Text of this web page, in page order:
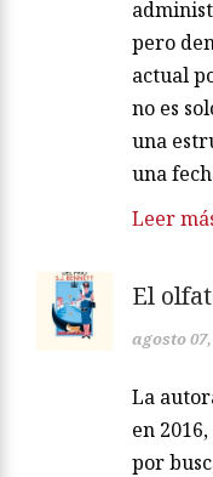
pero
actual
no es
una
una
Leer
El
agosto 07,
La
en
por